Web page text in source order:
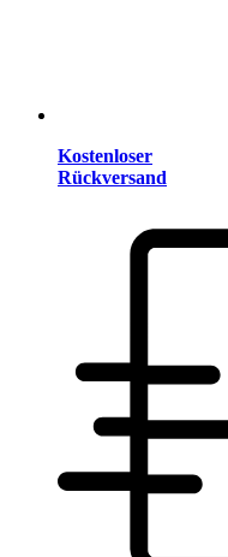
Kostenloser
Rückversand